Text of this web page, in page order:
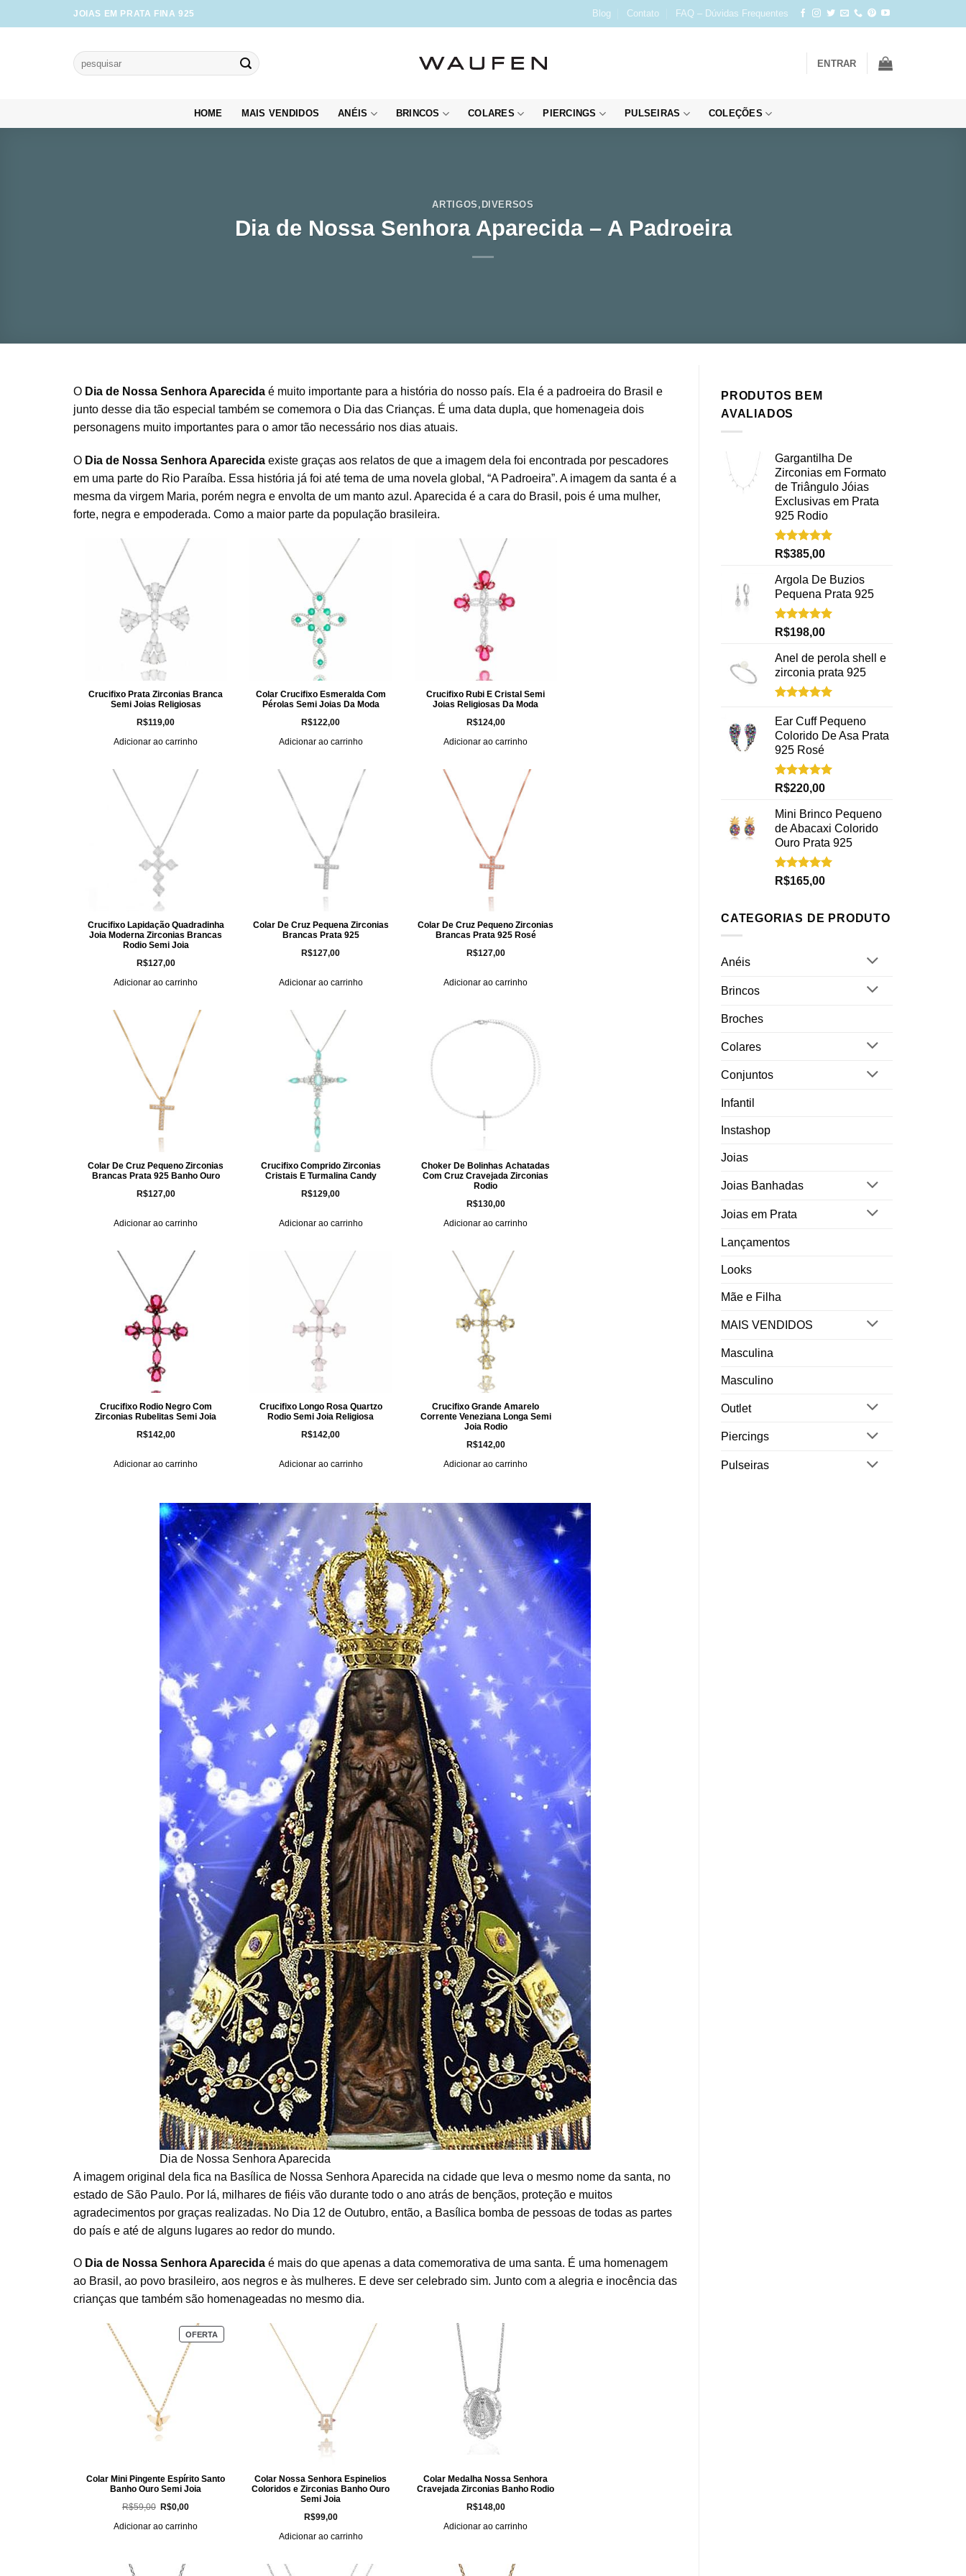
to
JOIAS EM PRATA FINA 925 Blog Contato FAQ – Dúvidas Frequentes
Pesquisar
por:
ENTRAR
HOME MAIS VENDIDOS ANÉIS BRINCOS COLARES PIERCINGS PULSEIRAS COLEÇÕES
ARTIGOS , DIVERSOS
Dia de Nossa Senhora Aparecida – A Padroeira
O Dia de Nossa Senhora Aparecida é muito importante para a história do nosso país. Ela é a padroeira do Brasil e
junto desse dia tão especial também se comemora o Dia das Crianças. É uma data dupla, que homenageia dois
personagens muito importantes para o amor tão necessário nos dias atuais.
O Dia de Nossa Senhora Aparecida existe graças aos relatos de que a imagem dela foi encontrada por pescadores
em uma parte do Rio Paraíba. Essa história já foi até tema de uma novela global, “A Padroeira”. A imagem da santa é a
mesma da virgem Maria, porém negra e envolta de um manto azul. Aparecida é a cara do Brasil, pois é uma mulher,
forte, negra e empoderada. Como a maior parte da população brasileira.
Crucifixo Prata Zirconias Branca
Semi Joias Religiosas
R$119,00
Adicionar ao carrinho
Colar Crucifixo Esmeralda Com
Pérolas Semi Joias Da Moda
R$122,00
Adicionar ao carrinho
Crucifixo Rubi E Cristal Semi
Joias Religiosas Da Moda
R$124,00
Adicionar ao carrinho
Crucifixo Lapidação Quadradinha
Joia Moderna Zirconias Brancas
Rodio Semi Joia
R$127,00
Adicionar ao carrinho
Colar De Cruz Pequena Zirconias
Brancas Prata 925
R$127,00
Adicionar ao carrinho
Colar De Cruz Pequeno Zirconias
Brancas Prata 925 Rosé
R$127,00
Adicionar ao carrinho
Colar De Cruz Pequeno Zirconias
Brancas Prata 925 Banho Ouro
R$127,00
Adicionar ao carrinho
Crucifixo Comprido Zirconias
Cristais E Turmalina Candy
R$129,00
Adicionar ao carrinho
Choker De Bolinhas Achatadas
Com Cruz Cravejada Zirconias
Rodio
R$130,00
Adicionar ao carrinho
Crucifixo Rodio Negro Com
Zirconias Rubelitas Semi Joia
R$142,00
Adicionar ao carrinho
Crucifixo Longo Rosa Quartzo
Rodio Semi Joia Religiosa
R$142,00
Adicionar ao carrinho
Crucifixo Grande Amarelo
Corrente Veneziana Longa Semi
Joia Rodio
R$142,00
Adicionar ao carrinho
Dia de Nossa Senhora Aparecida
A imagem original dela fica na Basílica de Nossa Senhora Aparecida na cidade que leva o mesmo nome da santa, no
estado de São Paulo. Por lá, milhares de fiéis vão durante todo o ano atrás de bençãos, proteção e muitos
agradecimentos por graças realizadas. No Dia 12 de Outubro, então, a Basílica bomba de pessoas de todas as partes
do país e até de alguns lugares ao redor do mundo.
O Dia de Nossa Senhora Aparecida é mais do que apenas a data comemorativa de uma santa. É uma homenagem
ao Brasil, ao povo brasileiro, aos negros e às mulheres. E deve ser celebrado sim. Junto com a alegria e inocência das
crianças que também são homenageadas no mesmo dia.
OFERTAPRODUTO
EM
Colar Mini Pingente Espírito Santo
Banho Ouro Semi Joia
R$59,00 O
original
era:
R$0,00O
atual
é:
Adicionar ao carrinho
Colar Nossa Senhora Espinelios
Coloridos e Zirconias Banho Ouro
Semi Joia
R$99,00
Adicionar ao carrinho
Colar Medalha Nossa Senhora
Cravejada Zirconias Banho Rodio
R$148,00
Adicionar ao carrinho
PRODUTOS BEM
AVALIADOS
Gargantilha De
Zirconias em Formato
de Triângulo Jóias
Exclusivas em Prata
925 Rodio
Avaliação
5.00
de 5
R$385,00
Argola De Buzios
Pequena Prata 925
Avaliação
5.00
de 5
R$198,00
Anel de perola shell e
zirconia prata 925
5.00 de 5
Ear Cuff Pequeno
Colorido De Asa Prata
925 Rosé
Avaliação
5.00
de 5
R$220,00
Mini Brinco Pequeno
de Abacaxi Colorido
Ouro Prata 925
Avaliação
5.00
de 5
R$165,00
CATEGORIAS DE PRODUTO
Anéis
Brincos
Broches
Colares
Conjuntos
Infantil
Instashop
Joias
Joias Banhadas
Joias em Prata
Lançamentos
Looks
Mãe e Filha
MAIS VENDIDOS
Masculina
Masculino
Outlet
Piercings
Pulseiras